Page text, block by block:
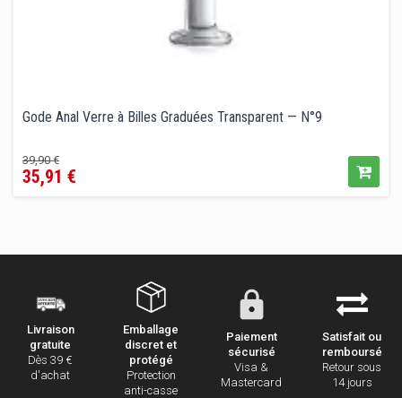
Gode Anal Verre à Billes Graduées Transparent — N°9
Prix
de
39,90 €Prix
35,91 €
Livraison
gratuite
Dès 39 €
d'achat
Emballage
discret et
protégé
Protection
anti-casse
Paiement
sécurisé
Visa &
Mastercard
Satisfait ou
remboursé
Retour sous
14 jours